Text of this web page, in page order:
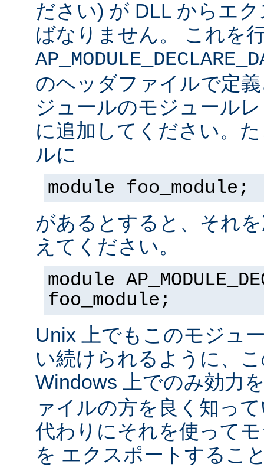
ださい) が DLL からエ
ばなりません。 これを
のヘッダファイルで定
ジュールのモジュール
に追加してください。
ルに
module foo_module;
があるとすると、それ
えてください。
module
foo_module;
Unix 上でもこのモジュ
い続けられるように、
Windows 上でのみ効力
ァイルの方を良く知っ
代わりにそれを使って
を エクスポートするこ